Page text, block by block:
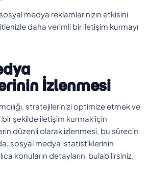
medya reklamlarınızın etkisini
daha verimli bir iletişim kurmayı
İzlenmesi
stratejilerinizi optimize etmek ve
şekilde iletişim kurmak için
düzenli olarak izlenmesi, bu sürecin
sosyal medya istatistiklerinin
konuların detaylarını bulabilirsiniz.